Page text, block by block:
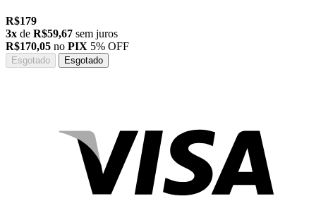
R$179
3x de R$59,67 sem juros
R$170,05 no PIX 5% OFF
Esgotado